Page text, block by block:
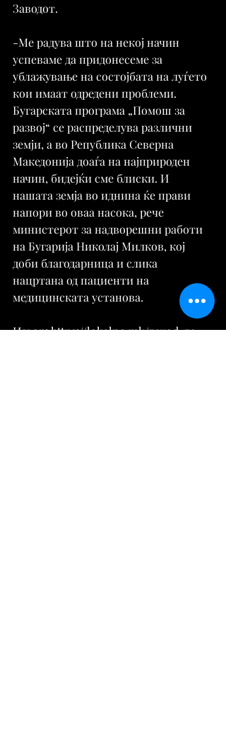
Заводот.
-Ме радува што на некој начин
успеваме да придонесеме за
ублажување на состојбата на луѓето
кои имаат одредени проблеми.
Бугарската програма „Помош за
развој“ се распределува различни
земји, а во Република Северна
Македонија доаѓа на најприроден
начин, бидејќи сме блиски. И
нашата земја во иднина ќе прави
напори во оваа насока, рече
министерот за надворешни работи
на Бугарија Николај Милков, кој
доби благодарница и слика
нацртана од пациенти на
медицинската установа.
Извор: https://lokalno.mk/zavod-za-